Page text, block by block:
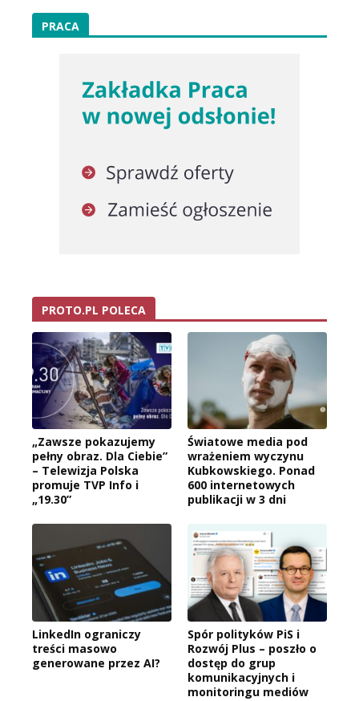
PRACA
PROTO.PL POLECA
„Zawsze pokazujemy
pełny obraz. Dla Ciebie”
– Telewizja Polska
promuje TVP Info i
„19.30”
Światowe media pod
wrażeniem wyczynu
Kubkowskiego. Ponad
600 internetowych
publikacji w 3 dni
LinkedIn ograniczy
treści masowo
generowane przez AI?
Spór polityków PiS i
Rozwój Plus – poszło o
dostęp do grup
komunikacyjnych i
monitoringu mediów